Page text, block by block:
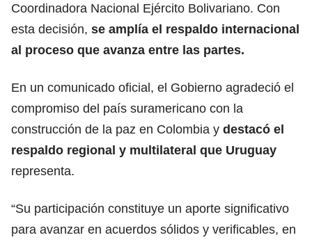
Coordinadora Nacional Ejército Bolivariano. Con
esta decisión, se amplía el respaldo internacional
al proceso que avanza entre las partes.
En un comunicado oficial, el Gobierno agradeció el
compromiso del país suramericano con la
construcción de la paz en Colombia y destacó el
respaldo regional y multilateral que Uruguay
representa.
“Su participación constituye un aporte significativo
para avanzar en acuerdos sólidos y verificables, en